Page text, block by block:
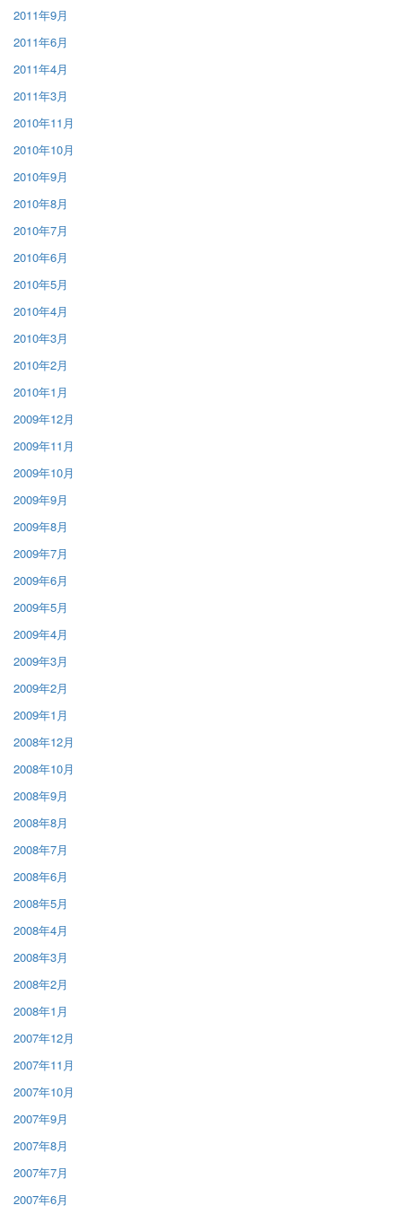
2011年9月
2011年6月
2011年4月
2011年3月
2010年11月
2010年10月
2010年9月
2010年8月
2010年7月
2010年6月
2010年5月
2010年4月
2010年3月
2010年2月
2010年1月
2009年12月
2009年11月
2009年10月
2009年9月
2009年8月
2009年7月
2009年6月
2009年5月
2009年4月
2009年3月
2009年2月
2009年1月
2008年12月
2008年10月
2008年9月
2008年8月
2008年7月
2008年6月
2008年5月
2008年4月
2008年3月
2008年2月
2008年1月
2007年12月
2007年11月
2007年10月
2007年9月
2007年8月
2007年7月
2007年6月